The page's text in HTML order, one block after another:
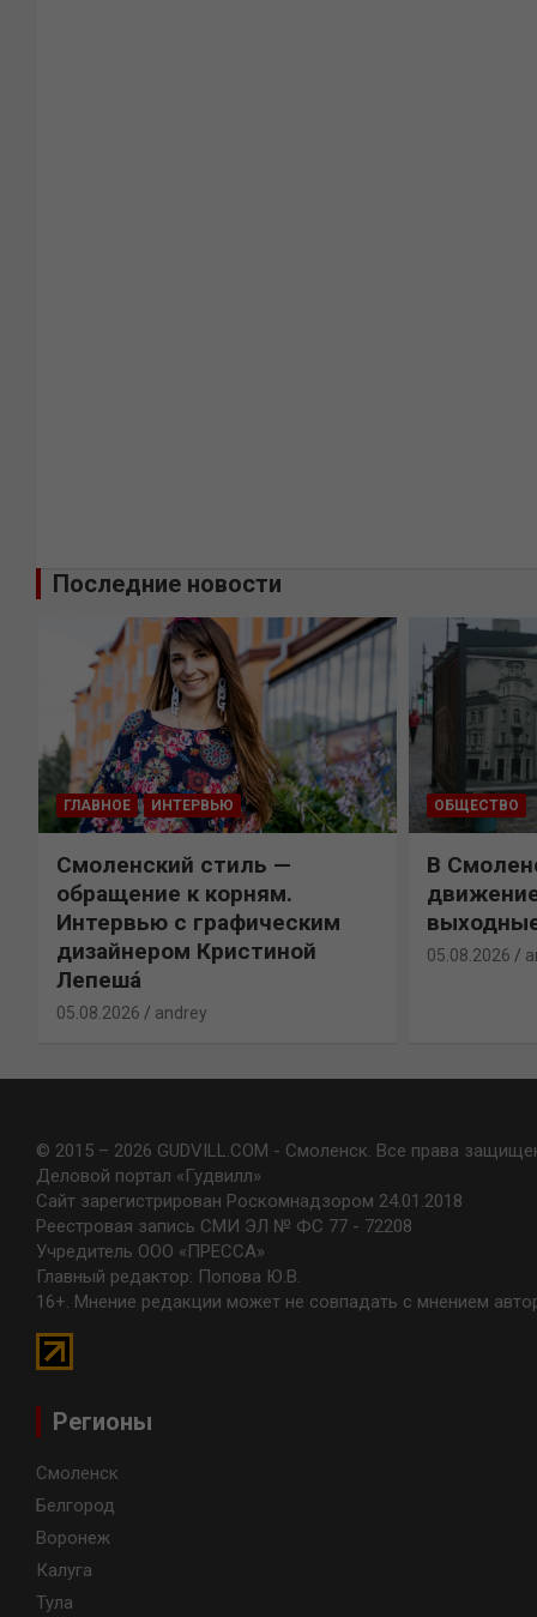
Последние новости
ГЛАВНОЕ ИНТЕРВЬЮ
Смоленский стиль —
обращение к корням.
Интервью с графическим
дизайнером Кристиной
Лепешá
05.08.2026 andrey
ОБЩЕСТВО
В
05.08.2026
© 2015 – 2026 GUDVILL.COM - Смоленск. Все права
Деловой портал «Гудвилл»
Сайт зарегистрирован Роскомнадзором 24.01.2018
Реестровая запись СМИ ЭЛ № ФС 77 - 72208
Учредитель ООО «ПРЕССА»
Главный редактор: Попова Ю.В.
16+. Мнение редакции может не совпадать с мнением
Регионы
Смоленск
Белгород
Воронеж
Калуга
Тула